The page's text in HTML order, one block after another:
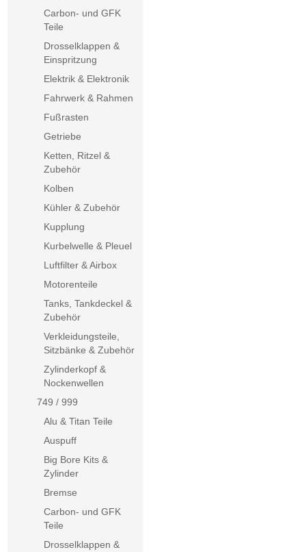
Carbon- und GFK
Teile
Drosselklappen &
Einspritzung
Elektrik & Elektronik
Fahrwerk & Rahmen
Fußrasten
Getriebe
Ketten, Ritzel &
Zubehör
Kolben
Kühler & Zubehör
Kupplung
Kurbelwelle & Pleuel
Luftfilter & Airbox
Motorenteile
Tanks, Tankdeckel &
Zubehör
Verkleidungsteile,
Sitzbänke & Zubehör
Zylinderkopf &
Nockenwellen
749 / 999
Alu & Titan Teile
Auspuff
Big Bore Kits &
Zylinder
Bremse
Carbon- und GFK
Teile
Drosselklappen &